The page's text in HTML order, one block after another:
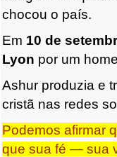
chocou o país.
Em 10 de
Lyon por um
Ashur produzia e
cristã nas redes
Podemos afirmar
que sua fé — sua